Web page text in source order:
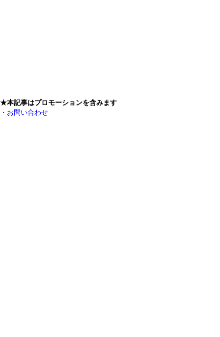
★本記事はプロモーションを含みます
・お問い合わせ